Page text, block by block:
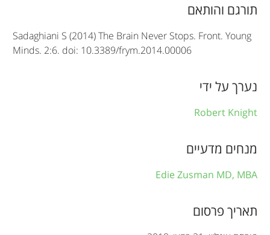
c
i
n
o
r
a
תורגם והותאם
Sadaghiani S (2014) The Brain Never Stops. Front. Young
Minds. 2:6. doi: 10.3389/frym.2014.00006
נערך על ידי
Robert Knight
מנחים מדעיים
Edie Zusman MD, MBA
תאריך פרסום